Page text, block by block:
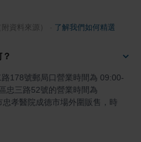
資料來源） 了解我們如何精選
178號郵局口營業時間為 09:00-
忠三路52號的營業時間為
孝醫院成德市場外圍販售，時